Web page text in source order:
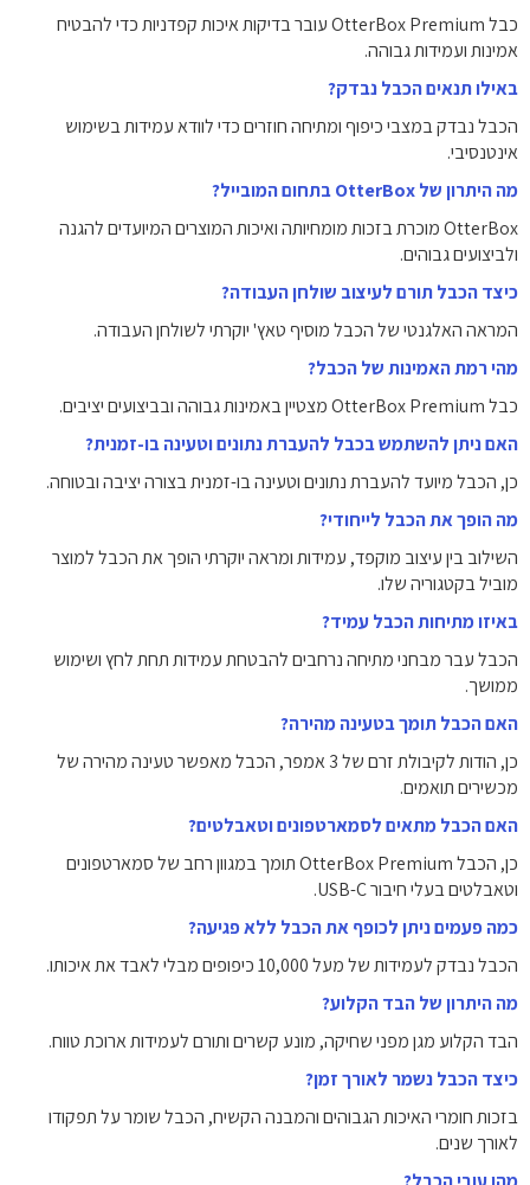
כבל OtterBox Premium עובר בדיקות איכות קפדניות כדי להבטיח
אמינות ועמידות גבוהה.
באילו תנאים הכבל נבדק?
הכבל נבדק במצבי כיפוף ומתיחה חוזרים כדי לוודא עמידות בשימוש
אינטנסיבי.
מה היתרון של OtterBox בתחום המובייל?
OtterBox מוכרת בזכות מומחיותה ואיכות המוצרים המיועדים להגנה
ולביצועים גבוהים.
כיצד הכבל תורם לעיצוב שולחן העבודה?
המראה האלגנטי של הכבל מוסיף טאץ' יוקרתי לשולחן העבודה.
מהי רמת האמינות של הכבל?
כבל OtterBox Premium מצטיין באמינות גבוהה ובביצועים יציבים.
האם ניתן להשתמש בכבל להעברת נתונים וטעינה בו-זמנית?
כן, הכבל מיועד להעברת נתונים וטעינה בו-זמנית בצורה יציבה ובטוחה.
מה הופך את הכבל לייחודי?
השילוב בין עיצוב מוקפד, עמידות ומראה יוקרתי הופך את הכבל למוצר
מוביל בקטגוריה שלו.
באיזו מתיחות הכבל עמיד?
הכבל עבר מבחני מתיחה נרחבים להבטחת עמידות תחת לחץ ושימוש
ממושך.
האם הכבל תומך בטעינה מהירה?
כן, הודות לקיבולת זרם של 3 אמפר, הכבל מאפשר טעינה מהירה של
מכשירים תואמים.
האם הכבל מתאים לסמארטפונים וטאבלטים?
כן, הכבל OtterBox Premium תומך במגוון רחב של סמארטפונים
וטאבלטים בעלי חיבור USB-C.
כמה פעמים ניתן לכופף את הכבל ללא פגיעה?
הכבל נבדק לעמידות של מעל 10,000 כיפופים מבלי לאבד את איכותו.
מה היתרון של הבד הקלוע?
הבד הקלוע מגן מפני שחיקה, מונע קשרים ותורם לעמידות ארוכת טווח.
כיצד הכבל נשמר לאורך זמן?
בזכות חומרי האיכות הגבוהים והמבנה הקשיח, הכבל שומר על תפקודו
לאורך שנים.